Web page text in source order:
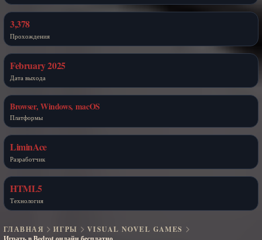
3,378
Прохождения
February 2025
Дата выхода
Browser, Windows, macOS
Платформы
LiminAce
Разработчик
HTML5
Технология
ГЛАВНАЯ ИГРЫ
VISUAL NOVEL GAMES